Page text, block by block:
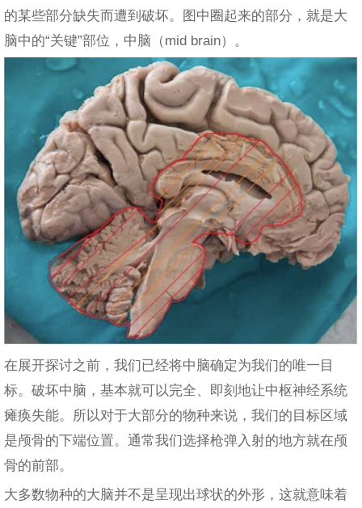
的某些部分缺失而遭到破坏。图中圈起来的部分，就是大
脑中的“关键”部位，中脑（mid brain）。
在展开探讨之前，我们已经将中脑确定为我们的唯一目
标。破坏中脑，基本就可以完全、即刻地让中枢神经系统
瘫痪失能。所以对于大部分的物种来说，我们的目标区域
是颅骨的下端位置。通常我们选择枪弹入射的地方就在颅
骨的前部。
大多数物种的大脑并不是呈现出球状的外形，这就意味着